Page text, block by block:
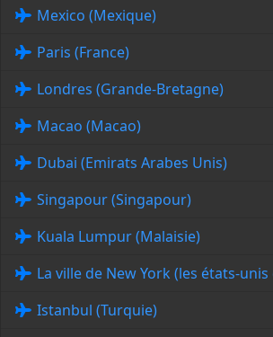
Mexico (Mexique)
Paris (France)
Londres (Grande-Bretagne)
Macao (Macao)
Dubai (Emirats Arabes Unis)
Singapour (Singapour)
Kuala Lumpur (Malaisie)
La ville de New York (les états-
Istanbul (Turquie)